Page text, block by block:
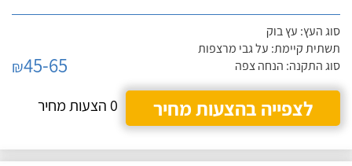
סוג העץ: עץ בוק
תשתית קיימת: על גבי מרצפות
סוג התקנה: הנחה צפה
₪45-65
לצפייה בהצעות מחיר
0 הצעות מחיר